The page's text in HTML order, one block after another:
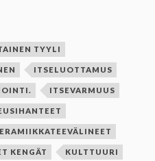
TYYLI
ITSELUOTTAMUS
ITSEVARMUUS
KENGÄT KULTTUURI